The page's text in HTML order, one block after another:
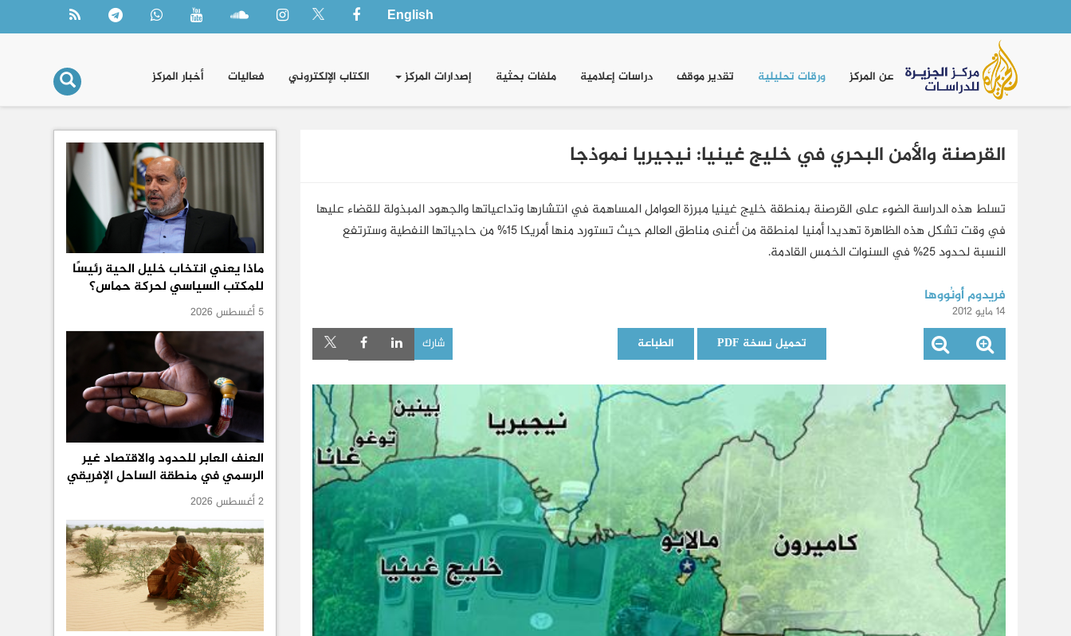
English
Main
navigation عن المركز ورقات تحليلية تقدير موقف دراسات إعلامية ملفات بحثية إصدارات المركز الكتاب الإلكتروني فعاليات أخبار المركز
القرصنة والأمن البحري في خليج غينيا: نيجيريا نموذجا
تسلط هذه الدراسة الضوء على القرصنة بمنطقة خليج غينيا مبرزة العوامل المساهمة في انتشارها وتداعياتها والجهود المبذولة للقضاء عليها
في وقت تشكل هذه الظاهرة تهديدا أمنيا لمنطقة من أغنى مناطق العالم حيث تستورد منها أمريكا 15% من حاجياتها النفطية وسترتفع
النسبة لحدود 25% في السنوات الخمس القادمة.
فريدوم أُونُووها
14 مايو 2012
تحميل نسخة PDF الطباعة شارك
ماذا يعني انتخاب خليل الحية رئيسًا
للمكتب السياسي لحركة حماس؟
5 أغسطس 2026
العنف العابر للحدود والاقتصاد غير
الرسمي في منطقة الساحل الإفريقي
2 أغسطس 2026